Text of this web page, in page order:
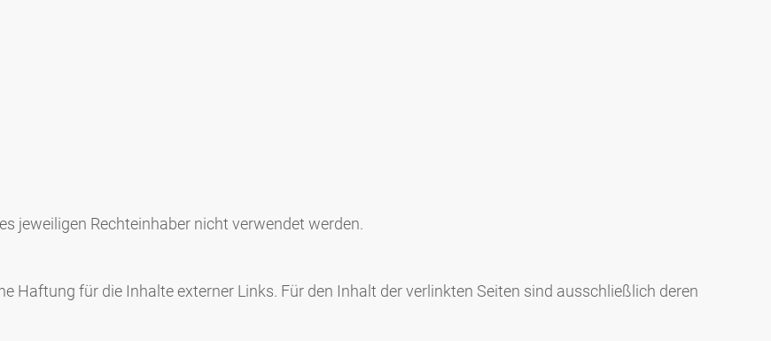
jeweiligen Rechteinhaber nicht verwendet werden.
Haftung für die Inhalte externer Links. Für den Inhalt der verlinkten Seiten sind ausschließlich deren